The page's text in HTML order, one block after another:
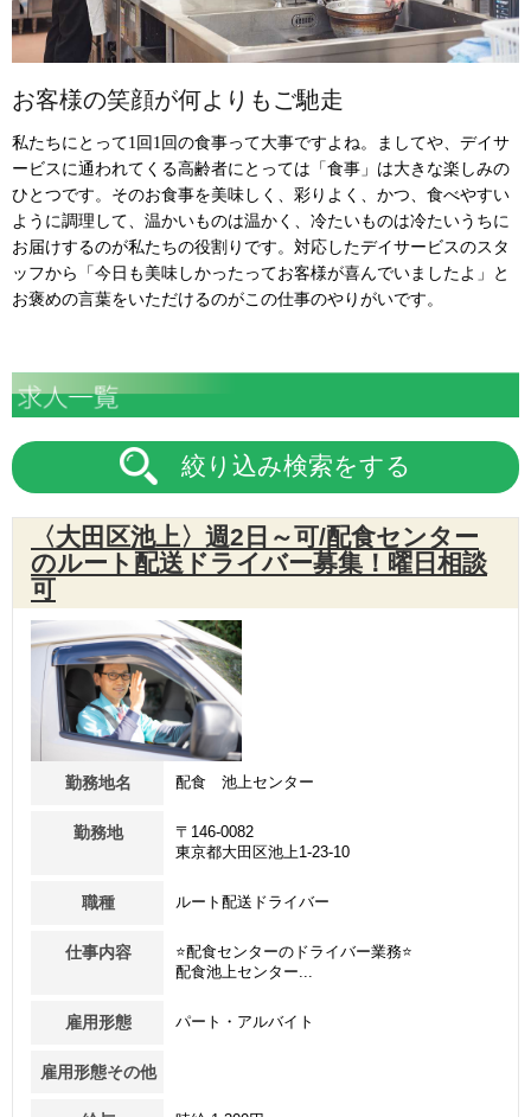
お客様の笑顔が何よりもご馳走
私たちにとって1回1回の食事って大事ですよね。ましてや、デイサ
ービスに通われてくる高齢者にとっては「食事」は大きな楽しみの
ひとつです。そのお食事を美味しく、彩りよく、かつ、食べやすい
ように調理して、温かいものは温かく、冷たいものは冷たいうちに
お届けするのが私たちの役割りです。対応したデイサービスのスタ
ッフから「今日も美味しかったってお客様が喜んでいましたよ」と
お褒めの言葉をいただけるのがこの仕事のやりがいです。
絞り込み検索をする
〈大田区池上〉週2日～可/配食センター
のルート配送ドライバー募集！曜日相談
可
勤務地名 配食 池上センター
勤務地
〒146-0082
東京都大田区池上1-23-10
職種 ルート配送ドライバー
仕事内容
⭐配食センターのドライバー業務⭐
配食池上センター...
雇用形態 パート・アルバイト
雇用形態その他